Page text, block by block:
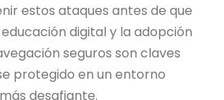
estos ataques antes de que
digital y la adopción
seguros son claves
protegido en un entorno
desafiante.